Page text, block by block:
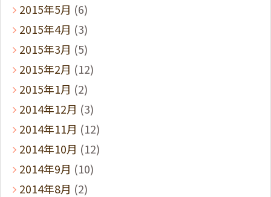
2015年5月 (6)
2015年4月 (3)
2015年3月 (5)
2015年2月 (12)
2015年1月 (2)
2014年12月 (3)
2014年11月 (12)
2014年10月 (12)
2014年9月 (10)
2014年8月 (2)